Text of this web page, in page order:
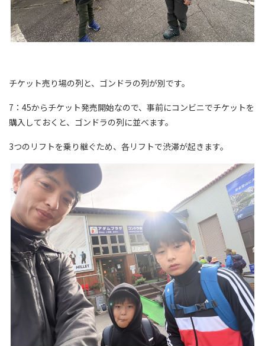
チケット売り場の列と、ゴンドラの列が別です。
7：45からチケット発売開始なので、事前にコンビニでチケットを
購入しておくと、ゴンドラの列に並べます。
3つのリフトを乗り継ぐため、各リフトで渋滞が起きます。